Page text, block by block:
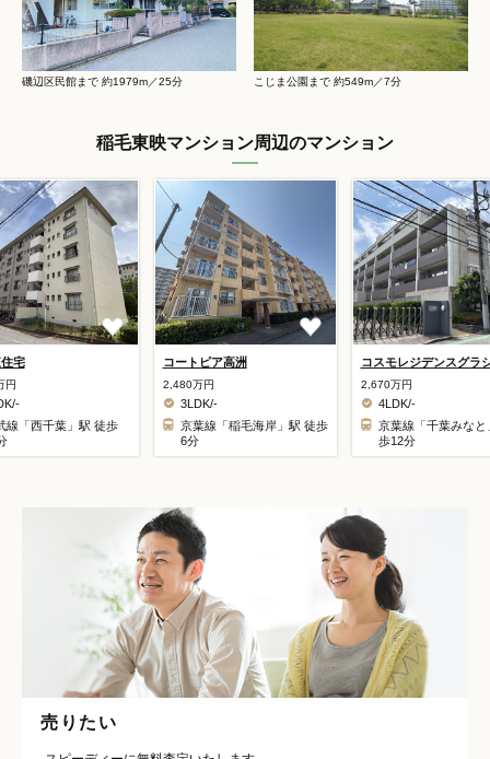
磯辺区民館まで 約1979m／25分 こじま公園まで 約549m／7分
稲毛東映マンション周辺のマンション
宅
円
線「西千葉」駅 徒歩
コートピア高洲
2,480万円
3LDK/-
京葉線「稲毛海岸」駅 徒歩
6分
コスモレジデンスグラ
2,670万円
4LDK/-
京葉線「千葉みなと
歩12分
売りたい